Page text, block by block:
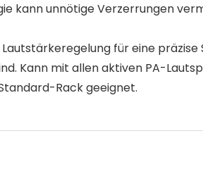
unnötige Verzerrungen
für eine
Kann mit allen aktiven PA-
Rack geeignet.